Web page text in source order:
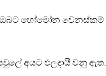
හෝමෝන වෙනස්කම්
අයට ඵලදායී වනු